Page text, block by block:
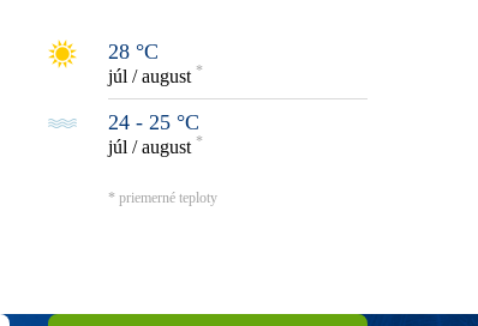
28 °C
júl / august *
24 - 25 °C
júl / august *
* priemerné teploty